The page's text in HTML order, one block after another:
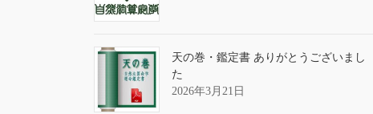
天の巻・鑑定書 ありがとうございまし
た
2026年3月21日